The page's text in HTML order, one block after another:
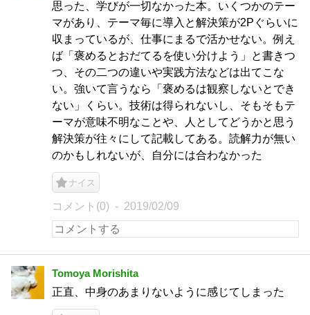
思った、学びが一切なかった本。いくつかのテー
マがあり、テーマ毎に導入と解決策が2Pぐらいに
収まっているが、仕事にまるで活かせない。例え
ば「褒めるとおだてるを使い分けよう」と書きつ
つ、その二つの違いや実践方法などは出てこな
い。強いて言うなら「褒めるは観察しないとでき
ない」くらい。技術は得られないし、そもそもテ
ーマが意味不明なことや、人としてどうかと思う
解決策が往々にして記載してある。読解力が無い
のかもしれないが、自分には合わなかった
ナイス
コメント(0) 2019/02/09
Tomoya Morishita
正直、中身のあまりないように感じてしまった